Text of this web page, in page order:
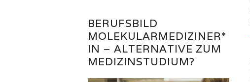
BERUFSBILD
MOLEKULARMEDIZINER*
IN – ALTERNATIVE ZUM
MEDIZINSTUDIUM?